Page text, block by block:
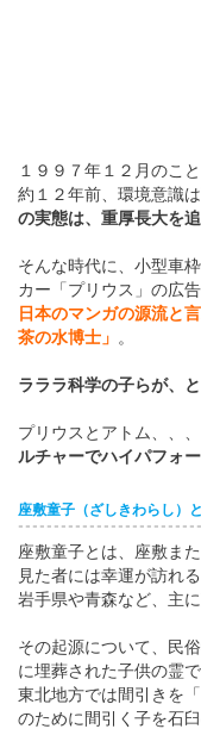
１９９７年１２月のこと
約１２年前、環境意識
の実態は、重厚長大を
そんな時代に、小型車
カー「プリウス」の広
日本のマンガの源流と
茶の水博士」 。
ラララ科学の子らが、
プリウスとアトム、、
ルチャーでハイパフォ
座敷童子（ざしきわらし）
座敷童子とは、座敷ま
見た者には幸運が訪れ
岩手県や青森など、主
その起源について、民
に埋葬された子供の霊
東北地方では間引きを
のために間引く子を石